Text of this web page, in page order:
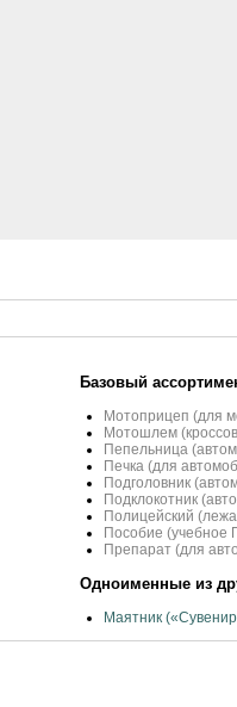
Базовый
Мотоприцеп (для
Мотошлем
Пепельница
Печка (для
Подголовник
Подклокотник
Полицейский
Пособие (учебное
Препарат (для
Одноименные из
Маятник